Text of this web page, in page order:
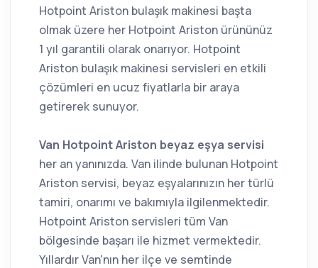
Hotpoint Ariston bulaşık makinesi başta
olmak üzere her Hotpoint Ariston ürününüz
1 yıl garantili olarak onarıyor. Hotpoint
Ariston bulaşık makinesi servisleri en etkili
çözümleri en ucuz fiyatlarla bir araya
getirerek sunuyor.
Van Hotpoint Ariston beyaz eşya servisi
her an yanınızda. Van ilinde bulunan Hotpoint
Ariston servisi, beyaz eşyalarınızın her türlü
tamiri, onarımı ve bakımıyla ilgilenmektedir.
Hotpoint Ariston servisleri tüm Van
bölgesinde başarı ile hizmet vermektedir.
Yıllardır Van'nın her ilçe ve semtinde